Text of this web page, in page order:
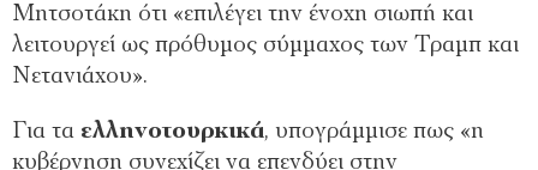
Μητσοτάκη ότι «επιλέγει την ένοχη σιωπή και
λειτουργεί ως πρόθυμος σύμμαχος των Τραμπ και
Νετανιάχου».
Για τα ελληνοτουρκικά, υπογράμμισε πως «η
κυβέρνηση συνεχίζει να επενδύει στην